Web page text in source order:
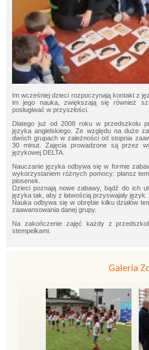
Im wcześniej dzieci rozpoczynają kontakt z
im jego nauka, zwiększają się również
posługiwać w przyszłości.
Dlatego już od 2008 roku w przedszkolu
języka angielskiego. Ze względu na duże
dwóch grupach w zależności od stopnia
30 minut. Zajęcia prowadzone są przez
językowej DELTA.
Nauczanie języka odbywa się w formie
wykorzystaniem różnych pomocy: plansz
piosenek.
Dzieci poznają nowe zabawy, bądź do ich
języka tak, aby z łatwością przyswajały język.
Nauka odbywa się w obrębie kilku działów
zaawansowania danej grupy.
Na zakończenie zajęć każdy z
stempelkami.
Galeria